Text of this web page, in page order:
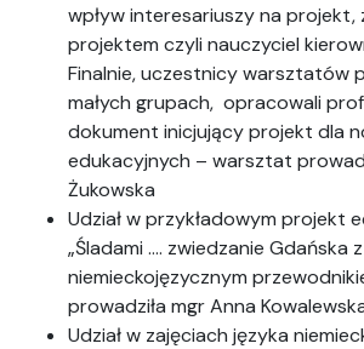
wpływ interesariuszy na projekt,
projektem czyli nauczyciel
Finalnie, uczestnicy warsztatów
małych grupach, opracowali
dokument inicjujący projekt dla
edukacyjnych – warsztat
Żukowska
Udział w przykładowym projekt
„Śladami …. zwiedzanie Gdańska z
niemieckojęzycznym
prowadziła mgr Anna
Udział w zajęciach języka